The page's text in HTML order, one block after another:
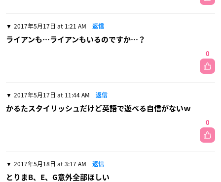
2017年5月17日 at 1:21 AM 返信
ライアンも…ライアンもいるのですか…？
0
2017年5月17日 at 11:44 AM 返信
かるたスタイリッシュだけど英語で遊べる自信がないｗ
0
2017年5月18日 at 3:17 AM 返信
とりまB、E、G意外全部ほしい